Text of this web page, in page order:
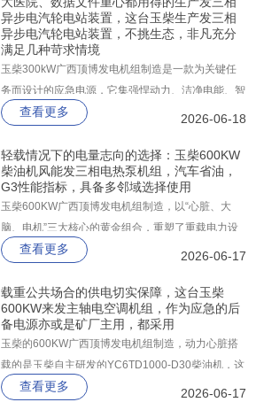
异步电汽轮电站装置，这台玉柴生产发三相
异步电汽轮电站装置，不挑生态，非凡充分
满足几种苛求情境
玉柴300kW广西顶博发电机组制造是一款为关键任
务而设计的应急电源，它集强悍动力、洁净电能、智
能控制和磐石级可靠性于一身，广泛适用于医院、数
分毫闪失的严苛场景。
查看更多 2026-06-18
轻载情况下的电量志向的选择：玉柴600KW
柴油机风能发三相电热泵机组，汽车省油，
G3性能指标，具备多邻域选择使用
玉柴600KW广西顶博发电机组制造，以“心脏、大
脑、电机”三大核心的黄金组合，重塑了重载电力设
备的性能标杆。整机以高可靠性结构为基础，搭载玉
668kW、备用功率达到735kW。
查看更多 2026-06-17
载重公共场合的供电切实保障，这台玉柴
600KW来发主轴电空调机组，作为应急的后
备电源亦或是矿厂主用，都采用
玉柴的600KW广西顶博发电机组制造，动力心脏搭
载的是玉柴自主研发的YC6TD1000-D30柴油机，这
是一台经过严苛台架试验验证的工业级发动机，常用
查看更多 2026-06-17